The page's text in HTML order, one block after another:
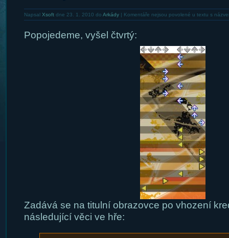
Napsal Xsoftdne 23. 1. 2010 do Arkády| Komentáře nejsou povolené u textu s
Popojedeme, vyšel čtvrtý:
Zadává se na titulní obrazovce po vhození
následující věci ve hře: